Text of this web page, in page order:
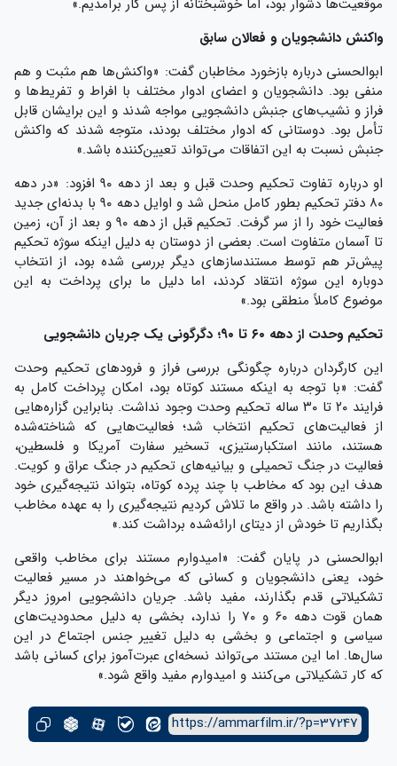
واکنش دانشجویان و فعالان سابق
ابوالحسنی درباره بازخورد مخاطبان گفت: «واکنش‌ها هم مثبت و هم
منفی بود. دانشجویان و اعضای ادوار مختلف با افراط و تفریط‌ها و
فراز و نشیب‌های جنبش دانشجویی مواجه شدند و این برایشان قابل
تأمل بود. دوستانی که ادوار مختلف بودند، متوجه شدند که واکنش
جنبش نسبت به این اتفاقات می‌تواند تعیین‌کننده باشد.»
او درباره تفاوت تحکیم وحدت قبل و بعد از دهه ۹۰ افزود: «در دهه
۸۰ دفتر تحکیم بطور کامل منحل شد و اوایل دهه ۹۰ با بدنه‌ای جدید
فعالیت خود را از سر گرفت. تحکیم قبل از دهه ۹۰ و بعد از آن، زمین
تا آسمان متفاوت است. بعضی از دوستان به دلیل اینکه سوژه تحکیم
پیش‌تر هم توسط مستندسازهای دیگر بررسی شده بود، از انتخاب
دوباره این سوژه انتقاد کردند، اما دلیل ما برای پرداخت به این
موضوع کاملاً منطقی بود.»
تحکیم وحدت از دهه ۶۰ تا ۹۰؛ دگرگونی یک جریان دانشجویی
این کارگردان درباره چگونگی بررسی فراز و فرودهای تحکیم وحدت
گفت: «با توجه به اینکه مستند کوتاه بود، امکان پرداخت کامل به
فرایند ۲۰ تا ۳۰ ساله تحکیم وحدت وجود نداشت. بنابراین گزاره‌هایی
از فعالیت‌های تحکیم انتخاب شد؛ فعالیت‌هایی که شناخته‌شده
هستند، مانند استکبارستیزی، تسخیر سفارت آمریکا و فلسطین،
فعالیت در جنگ تحمیلی و بیانیه‌های تحکیم در جنگ عراق و کویت.
هدف این بود که مخاطب با چند پرده کوتاه، بتواند نتیجه‌گیری خود
را داشته باشد. در واقع ما تلاش کردیم نتیجه‌گیری را به عهده مخاطب
بگذاریم تا خودش از دیتای ارائه‌شده برداشت کند.»
ابوالحسنی در پایان گفت: «امیدوارم مستند برای مخاطب واقعی
خود، یعنی دانشجویان و کسانی که می‌خواهند در مسیر فعالیت
تشکیلاتی قدم بگذارند، مفید باشد. جریان دانشجویی امروز دیگر
همان قوت دهه ۶۰ و ۷۰ را ندارد، بخشی به دلیل محدودیت‌های
سیاسی و اجتماعی و بخشی به دلیل تغییر جنس اجتماع در این
سال‌ها. اما این مستند می‌تواند نسخه‌ای عبرت‌آموز برای کسانی باشد
که کار تشکیلاتی می‌کنند و امیدوارم مفید واقع شود.»
https://ammarfilm.ir/?p=37247